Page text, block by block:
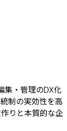
集・管理のDX化
制の実効性を高
りと本質的な企